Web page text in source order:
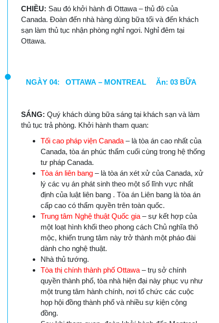
CHIỀU: Sau đó khởi hành đi Ottawa – thủ đô của
Canada. Đoàn đến nhà hàng dùng bữa tối và đến khách
sạn làm thủ tục nhận phòng nghỉ ngơi. Nghỉ đêm tại
Ottawa.
NGÀY 04: OTTAWA – MONTREAL Ăn: 03 BỮA
SÁNG: Quý khách dùng bữa sáng tại khách sạn và làm
thủ tục trả phòng. Khởi hành tham quan:
Tối cao pháp viện Canada – là tòa án cao nhất của
Canada, tòa án phúc thẩm cuối cùng trong hệ thống
tư pháp Canada.
Tòa án liên bang – là tòa án xét xử của Canada, xử
lý các vụ án phát sinh theo một số lĩnh vực nhất
định của luật liên bang . Tòa án Liên bang là tòa án
cấp cao có thẩm quyền trên toàn quốc.
Trung tâm Nghệ thuật Quốc gia – sự kết hợp của
một loạt hình khối theo phong cách Chủ nghĩa thô
mộc, khiến trung tâm này trở thành một pháo đài
dành cho nghệ thuật.
Nhà thủ tướng.
Tòa thị chính thành phố Ottawa– trụ sở chính
quyền thành phố, tòa nhà hiện đại này phục vụ như
một trung tâm hành chính, nơi tổ chức các cuộc
họp hội đồng thành phố và nhiều sự kiện cộng
đồng.